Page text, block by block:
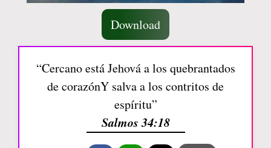
Download
“Cercano está Jehová a los quebrantados
de corazónY salva a los contritos de
espíritu”
Salmos 34:18